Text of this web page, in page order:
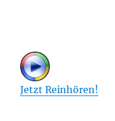
Jetzt Reinhören!